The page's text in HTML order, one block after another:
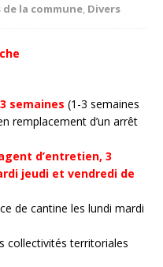
la commune, Divers
semaines (1-3 semaines
remplacement d’un arrêt
d’entretien, 3
jeudi et vendredi de
de cantine les lundi mardi
collectivités territoriales